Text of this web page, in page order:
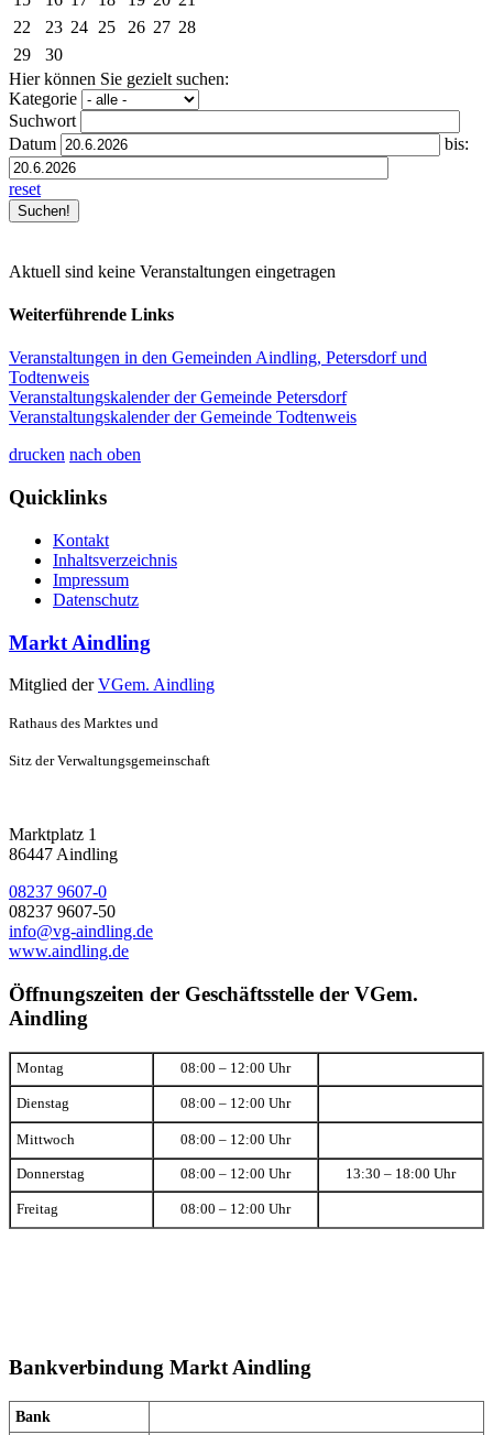
22
23 24 25 26 27 28
29
30
Hier können Sie gezielt suchen:
Kategorie
Suchwort
Datum
bis:
reset
Aktuell sind keine Veranstaltungen eingetragen
Weiterführende Links
Veranstaltungen in den Gemeinden Aindling, Petersdorf und
Todtenweis
Veranstaltungskalender der Gemeinde Petersdorf
Veranstaltungskalender der Gemeinde Todtenweis
drucken nach oben
Quicklinks
Kontakt
Inhaltsverzeichnis
Impressum
Datenschutz
Markt Aindling
Mitglied derVGem. Aindling
Rathaus des Marktes und
Sitz der Verwaltungsgemeinschaft
Marktplatz 1
86447 Aindling
08237 9607-0
08237 9607-50
info@vg-aindling.de
www.aindling.de
Öffnungszeiten der Geschäftsstelle der VGem.
Aindling
Montag 08:00 – 12:00 Uhr
Dienstag 08:00 – 12:00 Uhr
Mittwoch 08:00 – 12:00 Uhr
Donnerstag 08:00 – 12:00 Uhr 13:30 – 18:00 Uhr
Freitag 08:00 – 12:00 Uhr
Bankverbindung Markt Aindling
Bank